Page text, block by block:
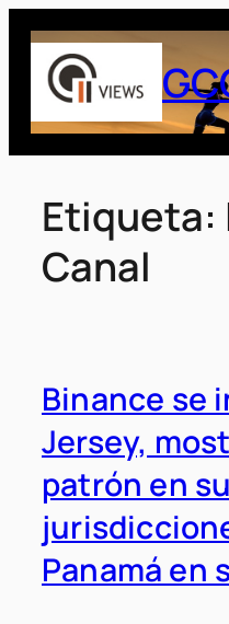
Saltar
contenido
Etiqueta:
Canal
Binance se
Jersey,
patrón en
Panamá en